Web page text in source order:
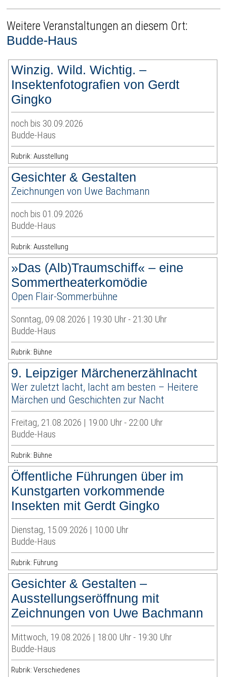
Weitere Veranstaltungen an diesem Ort:
Budde-Haus
Winzig. Wild. Wichtig. –
Insektenfotografien von Gerdt
Gingko
noch bis 30.09.2026
Budde-Haus
Rubrik: Ausstellung
Gesichter & Gestalten
Zeichnungen von Uwe Bachmann
noch bis 01.09.2026
Budde-Haus
Rubrik: Ausstellung
»Das (Alb)Traumschiff« – eine
Sommertheaterkomödie
Open Flair-Sommerbühne
Sonntag, 09.08.2026 | 19:30 Uhr - 21:30 Uhr
Budde-Haus
Rubrik: Bühne
9. Leipziger Märchenerzählnacht
Wer zuletzt lacht, lacht am besten – Heitere
Märchen und Geschichten zur Nacht
Freitag, 21.08.2026 | 19:00 Uhr - 22:00 Uhr
Budde-Haus
Rubrik: Bühne
Öffentliche Führungen über im
Kunstgarten vorkommende
Insekten mit Gerdt Gingko
Dienstag, 15.09.2026 | 10:00 Uhr
Budde-Haus
Rubrik: Führung
Gesichter & Gestalten –
Ausstellungseröffnung mit
Zeichnungen von Uwe Bachmann
Mittwoch, 19.08.2026 | 18:00 Uhr - 19:30 Uhr
Budde-Haus
Rubrik: Verschiedenes